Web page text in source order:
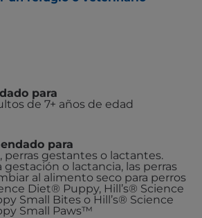
para
de 7+ años de edad
para
perras gestantes o lactantes.
gestación o lactancia, las perras
al alimento seco para perros
Diet® Puppy, Hill’s® Science
Small Bites o Hill’s® Science
Small Paws™